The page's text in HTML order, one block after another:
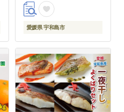
い 甘味 蜜柑 ゼリー プ
ルプル 産地直送 農家直
送 数量限定 国産 愛媛
愛媛県 宇和島市